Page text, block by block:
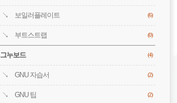
보일러플레이트 (6)
부트스트랩 (0)
그누보드 (4)
GNU 자습서 (2)
GNU 팁 (2)